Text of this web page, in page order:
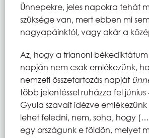
Ünnepekre, jeles napokra tehát
szüksége van, mert ebben mi
nagyapáinktól, vagy akár a
Az, hogy a trianoni
napján nem csak emlékezünk,
nemzeti összetartozás napját
több jelentéssel ruházza fel június
Gyula szavait idézve emlékezünk
lehet feledni, nem, soha, hogy
egy országunk e földön, melyet